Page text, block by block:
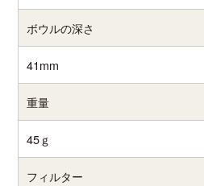
ボウルの深さ
41mm
重量
45ｇ
フィルター